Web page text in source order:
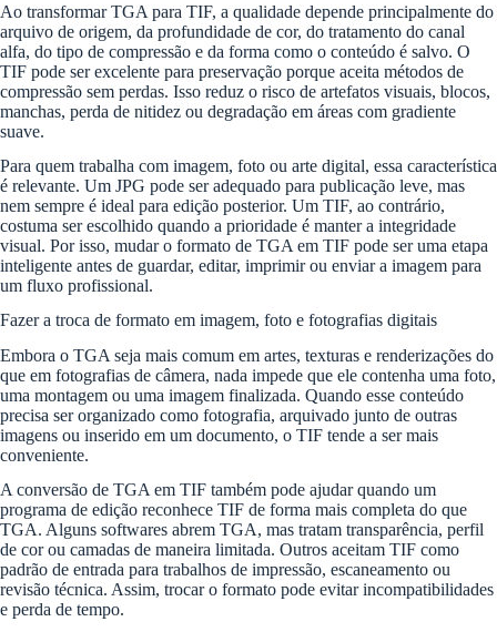
Ao transformar TGA para TIF, a qualidade depende principalmente do
arquivo de origem, da profundidade de cor, do tratamento do canal
alfa, do tipo de compressão e da forma como o conteúdo é salvo. O
TIF pode ser excelente para preservação porque aceita métodos de
compressão sem perdas. Isso reduz o risco de artefatos visuais, blocos,
manchas, perda de nitidez ou degradação em áreas com gradiente
suave.
Para quem trabalha com imagem, foto ou arte digital, essa característica
é relevante. Um JPG pode ser adequado para publicação leve, mas
nem sempre é ideal para edição posterior. Um TIF, ao contrário,
costuma ser escolhido quando a prioridade é manter a integridade
visual. Por isso, mudar o formato de TGA em TIF pode ser uma etapa
inteligente antes de guardar, editar, imprimir ou enviar a imagem para
um fluxo profissional.
Fazer a troca de formato em imagem, foto e fotografias digitais
Embora o TGA seja mais comum em artes, texturas e renderizações do
que em fotografias de câmera, nada impede que ele contenha uma foto,
uma montagem ou uma imagem finalizada. Quando esse conteúdo
precisa ser organizado como fotografia, arquivado junto de outras
imagens ou inserido em um documento, o TIF tende a ser mais
conveniente.
A conversão de TGA em TIF também pode ajudar quando um
programa de edição reconhece TIF de forma mais completa do que
TGA. Alguns softwares abrem TGA, mas tratam transparência, perfil
de cor ou camadas de maneira limitada. Outros aceitam TIF como
padrão de entrada para trabalhos de impressão, escaneamento ou
revisão técnica. Assim, trocar o formato pode evitar incompatibilidades
e perda de tempo.